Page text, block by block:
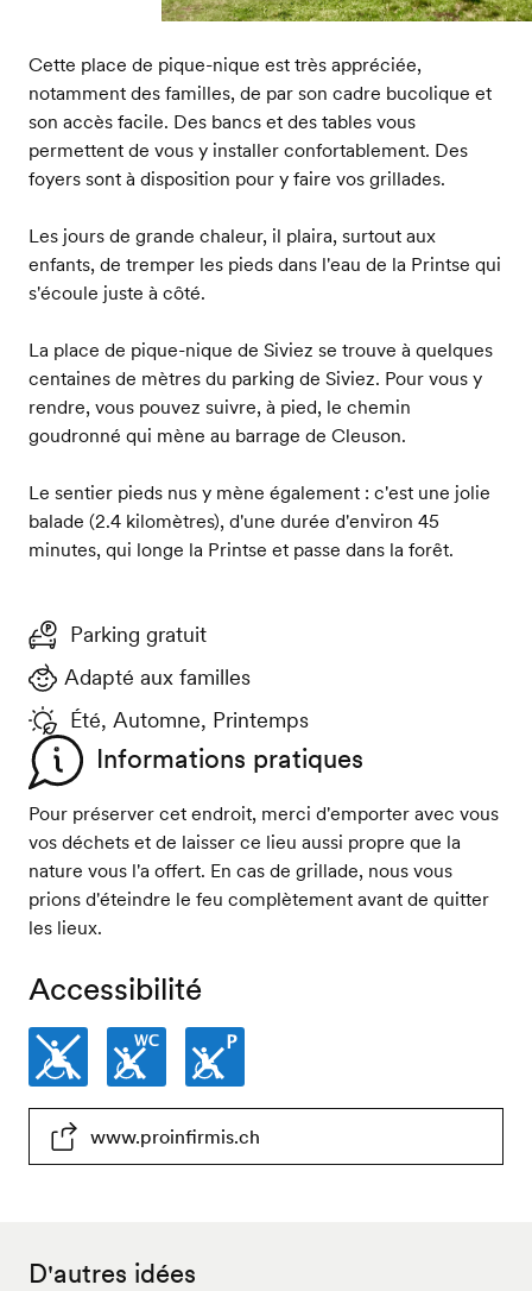
Cette place de pique-nique est très appréciée,
notamment des familles, de par son cadre bucolique et
son accès facile. Des bancs et des tables vous
permettent de vous y installer confortablement. Des
foyers sont à disposition pour y faire vos grillades.
Les jours de grande chaleur, il plaira, surtout aux
enfants, de tremper les pieds dans l'eau de la Printse qui
s'écoule juste à côté.
La place de pique-nique de Siviez se trouve à quelques
centaines de mètres du parking de Siviez. Pour vous y
rendre, vous pouvez suivre, à pied, le chemin
goudronné qui mène au barrage de Cleuson.
Le sentier pieds nus y mène également : c'est une jolie
balade (2.4 kilomètres), d'une durée d'environ 45
minutes, qui longe la Printse et passe dans la forêt.
Parking gratuit
Adapté aux familles
Été, Automne, Printemps
Informations pratiques
Pour préserver cet endroit, merci d'emporter avec vous
vos déchets et de laisser ce lieu aussi propre que la
nature vous l'a offert. En cas de grillade, nous vous
prions d'éteindre le feu complètement avant de quitter
les lieux.
Accessibilité
Non
accessible
Toilettes
non
fauteuil
Places
de
www.proinfirmis.ch
D'autres idées